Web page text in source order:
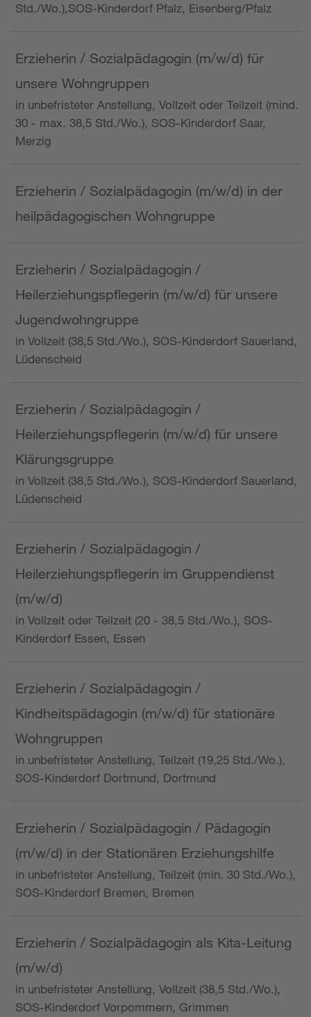
Std./Wo.),SOS-Kinderdorf Pfalz, Eisenberg/Pfalz
Erzieherin / Sozialpädagogin (m/w/d) für
unsere Wohngruppen
in unbefristeter Anstellung, Vollzeit oder Teilzeit (mind.
30 - max. 38,5 Std./Wo.), SOS-Kinderdorf Saar,
Merzig
Erzieherin / Sozialpädagogin (m/w/d) in der
heilpädagogischen Wohngruppe
Erzieherin / Sozialpädagogin /
Heilerziehungspflegerin (m/w/d) für unsere
Jugendwohngruppe
in Vollzeit (38,5 Std./Wo.), SOS-Kinderdorf Sauerland,
Lüdenscheid
Erzieherin / Sozialpädagogin /
Heilerziehungspflegerin (m/w/d) für unsere
Klärungsgruppe
in Vollzeit (38,5 Std./Wo.), SOS-Kinderdorf Sauerland,
Lüdenscheid
Erzieherin / Sozialpädagogin /
Heilerziehungspflegerin im Gruppendienst
(m/w/d)
in Vollzeit oder Teilzeit (20 - 38,5 Std./Wo.), SOS-
Kinderdorf Essen, Essen
Erzieherin / Sozialpädagogin /
Kindheitspädagogin (m/w/d) für stationäre
Wohngruppen
in unbefristeter Anstellung, Teilzeit (19,25 Std./Wo.),
SOS-Kinderdorf Dortmund, Dortmund
Erzieherin / Sozialpädagogin / Pädagogin
(m/w/d) in der Stationären Erziehungshilfe
in unbefristeter Anstellung, Teilzeit (min. 30 Std./Wo.),
SOS-Kinderdorf Bremen, Bremen
Erzieherin / Sozialpädagogin als Kita-Leitung
(m/w/d)
in unbefristeter Anstellung, Vollzeit (38,5 Std./Wo.),
SOS-Kinderdorf Vorpommern, Grimmen